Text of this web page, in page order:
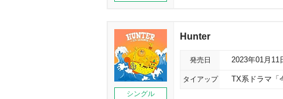
シングル
Hunter
発売日 2023年01月11
タイアップ TX系ドラマ